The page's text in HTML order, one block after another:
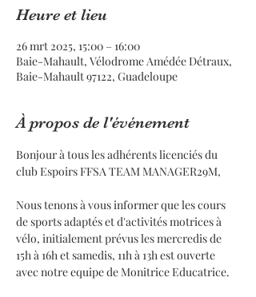
Heure et lieu
26 mrt 2025, 15:00 – 16:00
Baie-Mahault, Vélodrome Amédée Détraux,
Baie-Mahault 97122, Guadeloupe
À propos de l'événement
Bonjour à tous les adhérents licenciés du
club Espoirs FFSA TEAM MANAGER29M,
Nous tenons à vous informer que les cours
de sports adaptés et d'activités motrices à
vélo, initialement prévus les mercredis de
15h à 16h et samedis, 11h à 13h est ouverte
avec notre equipe de Monitrice Educatrice.